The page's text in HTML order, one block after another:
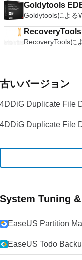
Goldytools
Goldytoolsによる
RecoveryToolsに
古いバージョン
4DDiG Duplicate File
4DDiG Duplicate File
System Tuning
EaseUS Partition
EaseUS Todo